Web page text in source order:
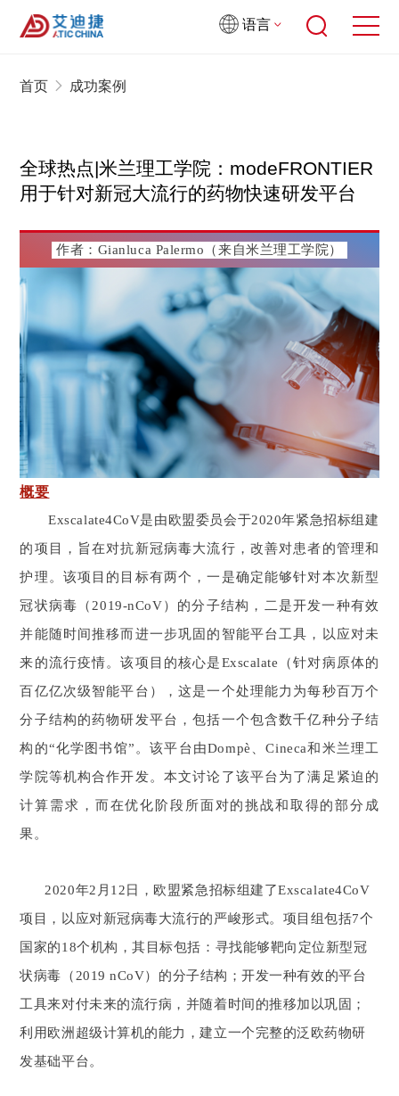
语言
首页 成功案例
全球热点|米兰理工学院：modeFRONTIER
用于针对新冠大流行的药物快速研发平台
作者：Gianluca Palermo（来自米兰理工学院）
概要
Exscalate4CoV是由欧盟委员会于2020年紧急招标组建
的项目，旨在对抗新冠病毒大流行，改善对患者的管理和
护理。该项目的目标有两个，一是确定能够针对本次新型
冠状病毒（2019-nCoV）的分子结构，二是开发一种有效
并能随时间推移而进一步巩固的智能平台工具，以应对未
来的流行疫情。该项目的核心是Exscalate（针对病原体的
百亿亿次级智能平台），这是一个处理能力为每秒百万个
分子结构的药物研发平台，包括一个包含数千亿种分子结
构的“化学图书馆”。该平台由Dompè、Cineca和米兰理工
学院等机构合作开发。本文讨论了该平台为了满足紧迫的
计算需求，而在优化阶段所面对的挑战和取得的部分成
果。
2020年2月12日，欧盟紧急招标组建了Exscalate4CoV
项目，以应对新冠病毒大流行的严峻形式。项目组包括7个
国家的18个机构，其目标包括：寻找能够靶向定位新型冠
状病毒（2019 nCoV）的分子结构；开发一种有效的平台
工具来对付未来的流行病，并随着时间的推移加以巩固；
利用欧洲超级计算机的能力，建立一个完整的泛欧药物研
发基础平台。